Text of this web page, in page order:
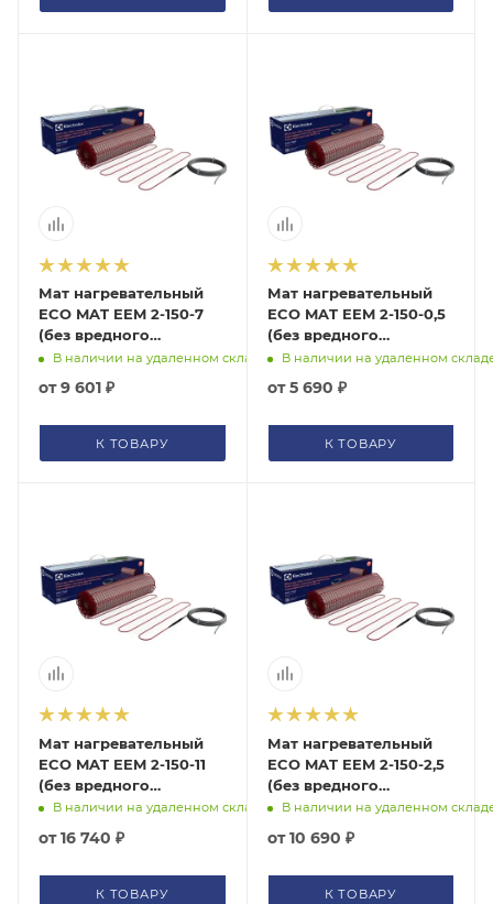
Мат нагревательный
ECO MAT EEM 2-150-7
(без вредного
электромагнитного
НС-1199444
В наличии на удаленном складе
от9 601 ₽
К ТОВАРУ
Мат нагревательный
ECO MAT EEM 2-150-0,5
(без вредного
электромагнитного
НС-1105876
В наличии на удаленном
от5 690 ₽
К ТОВАРУ
Мат нагревательный
ECO MAT EEM 2-150-11
(без вредного
электромагнитного
НС-1199453
В наличии на удаленном складе
от16 740 ₽
К ТОВАРУ
Мат нагревательный
ECO MAT EEM 2-150-2,5
(без вредного
электромагнитного
НС-1105884
В наличии на удаленном
от10 690 ₽
К ТОВАРУ